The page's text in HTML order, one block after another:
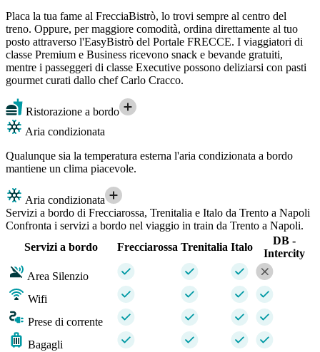
Placa la tua fame al FrecciaBistrò, lo trovi sempre al centro del
treno. Oppure, per maggiore comodità, ordina direttamente al tuo
posto attraverso l'EasyBistrò del Portale FRECCE. I viaggiatori di
classe Premium e Business ricevono snack e bevande gratuiti,
mentre i passeggeri di classe Executive possono deliziarsi con pasti
gourmet curati dallo chef Carlo Cracco.
Ristorazione a bordo
Aria condizionata
Qualunque sia la temperatura esterna l'aria condizionata a bordo
mantiene un clima piacevole.
Aria condizionata
Servizi a bordo di Frecciarossa, Trenitalia e Italo da Trento a Napoli
Confronta i servizi a bordo nel viaggio in train da Trento a Napoli.
Servizi a bordo
Frecciarossa Trenitalia Italo
DB -
Intercity
Area Silenzio
Wifi
Prese di corrente
Bagagli